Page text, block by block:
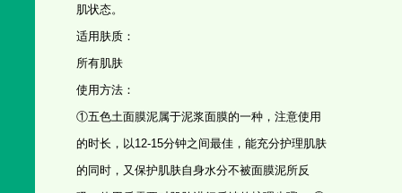
肌状态。
适用肤质：
所有肌肤
使用方法：
①五色土面膜泥属于泥浆面膜的一种，注意使用
的时长，以12-15分钟之间最佳，能充分护理肌肤
的同时，又保护肌肤自身水分不被面膜泥所反